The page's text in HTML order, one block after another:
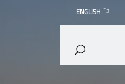
ENGLISH